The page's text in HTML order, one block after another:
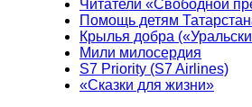
Читатели «Свободной
Помощь детям
Крылья добра
Мили милосердия
S7 Priority (S7 Airlines)
«Сказки для жизни»